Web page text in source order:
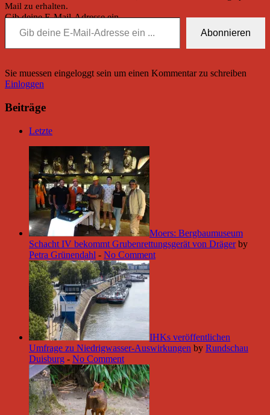
Mail zu erhalten.
Gib deine E-Mail-Adresse ein ...
Abonnieren
Sie muessen eingeloggt sein um einen Kommentar zu schreiben
Einloggen
Beiträge
Letzte
Moers: Bergbaumuseum
Schacht IV bekommt Grubenrettungsgerät von Dräger by
Petra Grünendahl - No Comment
IHKs veröffentlichen
Umfrage zu Niedrigwasser-Auswirkungen by Rundschau
Duisburg - No Comment